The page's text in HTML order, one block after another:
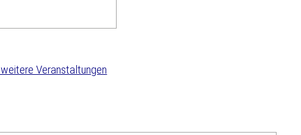
weitere Veranstaltungen